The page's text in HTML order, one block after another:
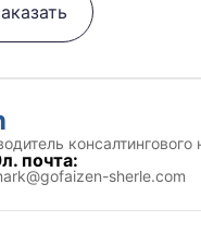
консалтингового
почта:
sherle.com